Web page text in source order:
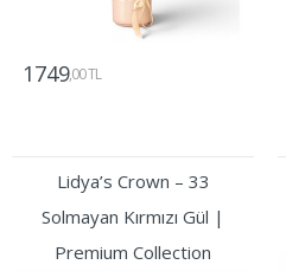
1749,00 TL
Lidya’s Crown – 33
Solmayan Kırmızı Gül |
Premium Collection